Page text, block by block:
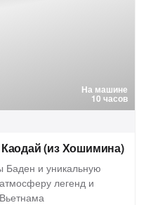
На машине
10 часов
(из Хошимина)
Баден и уникальную
легенд и